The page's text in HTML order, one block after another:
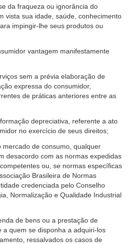
da fraqueza ou ignorância do
vista sua idade, saúde, conhecimento
impingir-lhe seus produtos ou
vantagem manifestamente
sem a prévia elaboração de
expressa do consumidor,
de práticas anteriores entre as
depreciativa, referente a ato
no exercício de seus direitos;
mercado de consumo, qualquer
desacordo com as normas expedidas
ou, se normas específicas
Brasileira de Normas
credenciada pelo Conselho
Normalização e Qualidade Industrial
de bens ou a prestação de
a quem se disponha a adquiri-los
ressalvados os casos de